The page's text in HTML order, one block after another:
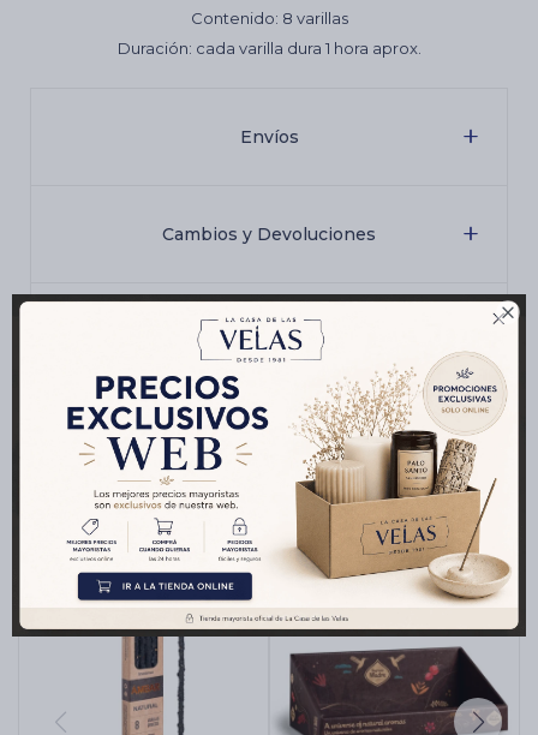

Contenido: 8 varillas
Duración: cada varilla dura 1 hora aprox.
Envíos
Cambios y Devoluciones
Medios de pago
Productos que te pueden interesar
Artículos Esotéricos